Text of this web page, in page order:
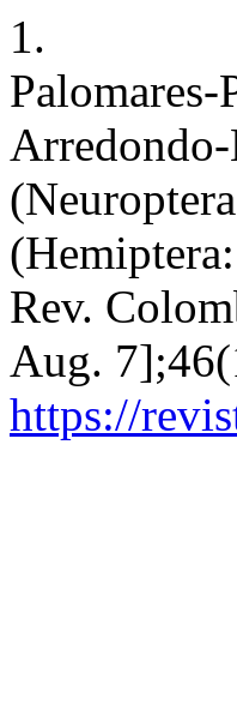
1.
Rev.
Aug.
https://